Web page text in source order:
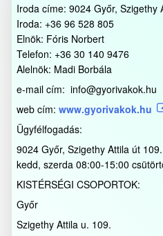
Iroda címe: 9024 Győr, Szigethy
Iroda: +36 96 528 805
Elnök: Fóris Norbert
Telefon: +36 30 140 9476
Alelnök: Madi Borbála
e-mail cím: info@gyorivakok.hu
web cím: www.gyorivakok.hu
Ügyfélfogadás:
9024 Győr, Szigethy Attila út 109.
kedd, szerda 08:00-15:00
KISTÉRSÉGI CSOPORTOK:
Győr
Szigethy Attila u. 109.